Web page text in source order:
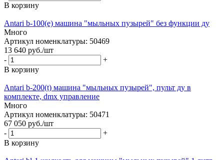
В корзину
Antari b-100(e) машина "мыльных пузырей" без функции ду
Много
Артикул номенклатуры: 50469
13 640 руб./шт
-
+
В корзину
Antari b-200(t) машина "мыльных пузырей", пульт ду в
комплекте, dmx управление
Много
Артикул номенклатуры: 50471
67 050 руб./шт
-
+
В корзину